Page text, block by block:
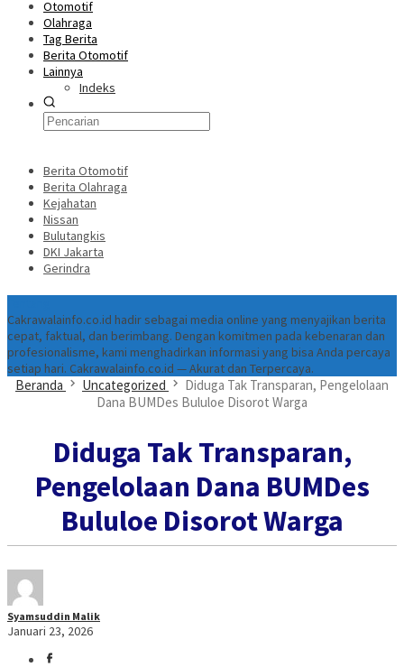
Otomotif
Olahraga
Tag Berita
Berita Otomotif
Lainnya
Indeks
Berita Otomotif
Berita Olahraga
Kejahatan
Nissan
Bulutangkis
DKI Jakarta
Gerindra
Cakrawalainfo.co.id hadir sebagai media online yang menyajikan berita
cepat, faktual, dan berimbang. Dengan komitmen pada kebenaran dan
profesionalisme, kami menghadirkan informasi yang bisa Anda percaya
setiap hari. Cakrawalainfo.co.id — Akurat dan Terpercaya.
Beranda Uncategorized
Diduga Tak Transparan, Pengelolaan
Dana BUMDes Bululoe Disorot Warga
Diduga Tak Transparan,
Pengelolaan Dana BUMDes
Bululoe Disorot Warga
Syamsuddin Malik
Januari 23, 2026